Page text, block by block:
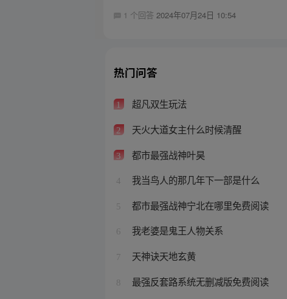
1 个回答2024年07月24日 10:54
热门问答
1 超凡双生玩法
2 天火大道女主什么时候清醒
3 都市最强战神叶昊
4 我当鸟人的那几年下一部是什么
5 都市最强战神宁北在哪里免费阅读
6 我老婆是鬼王人物关系
7 天神诀天地玄黄
8 最强反套路系统无删减版免费阅读